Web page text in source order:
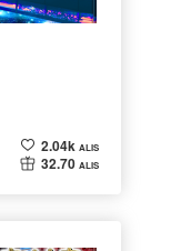
2.04k ALIS
32.70 ALIS